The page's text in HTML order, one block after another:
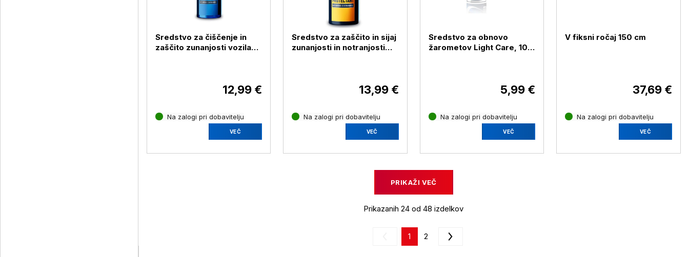
Sredstvo za čiščenje in
zaščito zunanjosti vozila
12,99 €
Na zalogi pri dobavitelju
VEČ
Sredstvo za zaščito in sijaj
zunanjosti in notranjosti
13,99 €
Na zalogi pri dobavitelju
VEČ
Sredstvo za obnovo
žarometov Light Care, 100
5,99 €
Na zalogi pri dobavitelju
VEČ
V fiksni ročaj 150 cm
37,69 €
Na zalogi pri dobavitelju
VEČ
PRIKAŽI VEČ
Prikazanih 24 od 48 izdelkov
1 2